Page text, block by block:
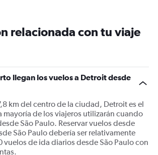
relacionada con tu viaje
llegan los vuelos a Detroit desde
km del centro de la ciudad, Detroit es el
mayoría de los viajeros utilizarán cuando
São Paulo. Reservar vuelos desde
São Paulo debería ser relativamente
vuelos de ida diarios desde São Paulo con